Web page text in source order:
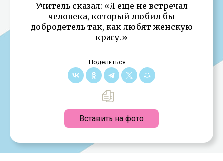
Учитель сказал: «Я еще не встречал
человека, который любил бы
добродетель так, как любят женскую
красу.»
Поделиться:
Вставить на фото